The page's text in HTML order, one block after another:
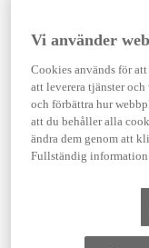
USED
Garanti upp
kombination
12 månaders
Vi använder
Cookies används för
att leverera tjänster
och förbättra hur
att du behåller alla
ändra dem genom att
Fullständig